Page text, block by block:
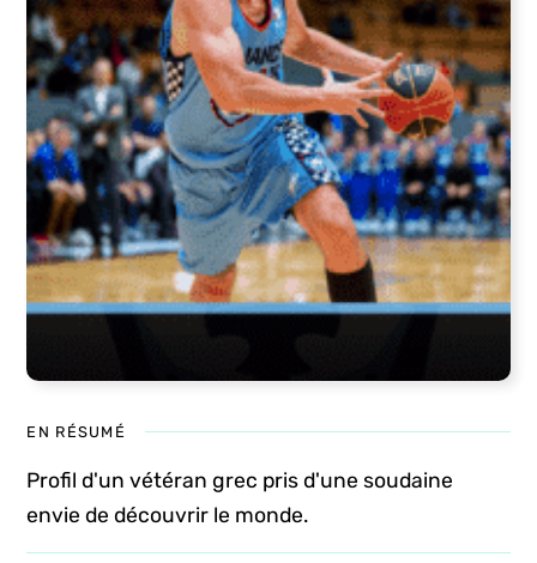
EN RÉSUMÉ
Profil d'un vétéran grec pris d'une soudaine
envie de découvrir le monde.